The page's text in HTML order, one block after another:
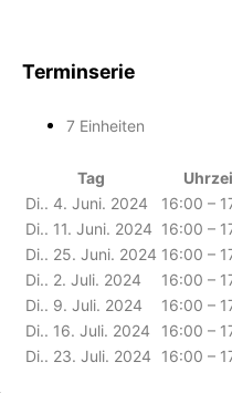
Terminserie
7 Einheiten
Tag
Di.. 4. Juni. 2024
16:00 –
Di.. 11. Juni. 2024 16:00 –
Di.. 25. Juni. 2024 16:00 –
Di.. 2. Juli. 2024
16:00 –
Di.. 9. Juli. 2024
16:00 –
Di.. 16. Juli. 2024
16:00 –
Di.. 23. Juli. 2024
16:00 –